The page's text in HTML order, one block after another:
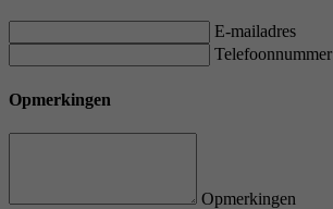
E-mailadres
Telefoonnummer
Opmerkingen
Opmerkingen